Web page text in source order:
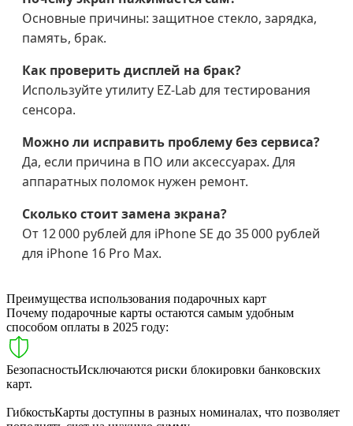
Основные причины: защитное стекло, зарядка,
память, брак.
Как проверить дисплей на брак?
Используйте утилиту EZ-Lab для тестирования
сенсора.
Можно ли исправить проблему без сервиса?
Да, если причина в ПО или аксессуарах. Для
аппаратных поломок нужен ремонт.
Сколько стоит замена экрана?
От 12 000 рублей для iPhone SE до 35 000 рублей
для iPhone 16 Pro Max.
Преимущества использования подарочных карт
Почему подарочные карты остаются самым удобным
способом оплаты в 2025 году:
БезопасностьИсключаются риски блокировки банковских
карт.
ГибкостьКарты доступны в разных номиналах, что позволяет